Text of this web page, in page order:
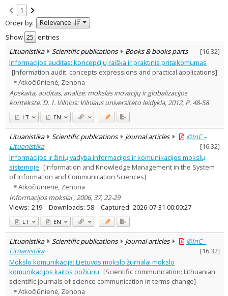
Refine
Open access
Scientific publications 30
Dissemination publications
Document Type:
Books & books parts 7
Journal articles 24
Subject area:
Education 2
Economics 4
Philosophy 1
Management 18
Text language
Country of publication
Historical periods
Lithuanian place names
Subject
Journal
1
Order by:
Relevance
Show
entries
Lituanistika
Scientific publications Books & books parts [16.32]
Informacijos auditas: koncepcijų raiška ir praktinis pritaikomumas
[Information audit: concepts expressions and practical applications]
Atkočiūnienė, Zenona
Apskaita, auditas, analizė: mokslas inovacijų ir globalizacijos
kontekste. D. 1. Vilnius: Vilniaus universiteto leidykla, 2012, P. 48-58
LT EN
Lituanistika Scientific publications Journal articles
©InC –
Lituanistika
[16.32]
Informacijos ir žinių vadyba informacijos ir komunikacijos mokslų
sistemoje [Information and Knowledge Management in the System
of Information and Communication Sciences]
Atkočiūnienė, Zenona
Informacijos mokslai , 2006, 37, 22-29
Views: 219 Downloads: 58 Captured: 2026-07-31 00:00:27
LT EN
Lituanistika Scientific publications Journal articles
©InC –
Lituanistika
[16.32]
Mokslo komunikacija: Lietuvos mokslo žurnalai mokslo
komunikacijos kaitos požiūriu [Scientific communication: Lithuanian
scientific journals of science communication in terms change]
Atkočiūnienė, Zenona